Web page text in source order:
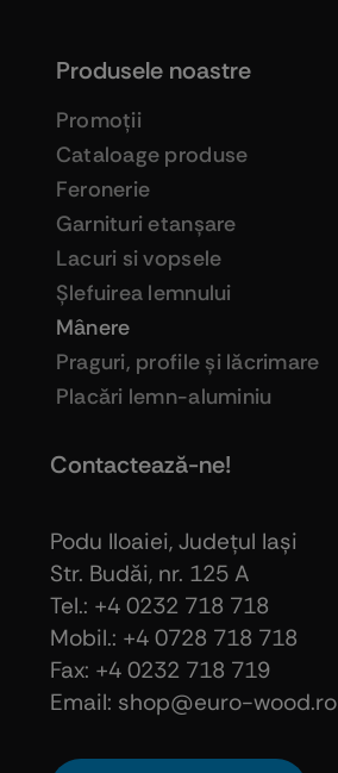
Produsele noastre
Promoţii
Cataloage produse
Feronerie
Garnituri etanşare
Lacuri si vopsele
Şlefuirea lemnului
Mânere
Praguri, profile şi lăcrimare
Placări lemn-aluminiu
Contactează-ne!
Podu Iloaiei, Judeţul Iaşi
Str. Budăi, nr. 125 A
Tel.: +4 0232 718 718
Mobil.: +4 0728 718 718
Fax: +4 0232 718 719
Email: shop@euro-wood.ro